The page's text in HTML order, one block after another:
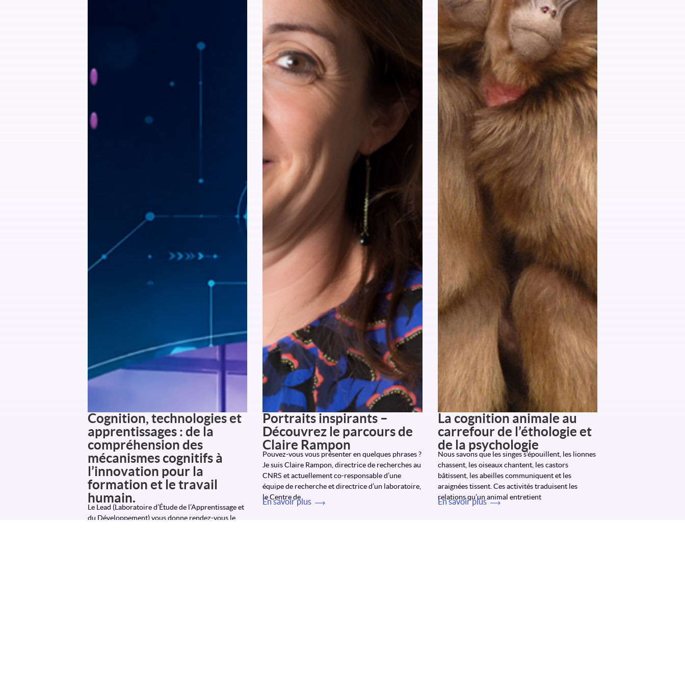
Cognition, technologies et
apprentissages : de la
compréhension des
mécanismes cognitifs à
l’innovation pour la
formation et le travail
humain.
Le Lead (Laboratoire d’Étude de l’Apprentissage et
du Développement) vous donne rendez-vous le
Portraits inspirants –
Découvrez le parcours de
Claire Rampon
Pouvez-vous vous présenter en quelques phrases ?
Je suis Claire Rampon, directrice de recherches au
CNRS et actuellement co-responsable d’une
équipe de recherche et directrice d’un laboratoire,
le Centre de
En savoir plus
La cognition animale au
carrefour de l’éthologie et
de la psychologie
Nous savons que les singes s’épouillent, les lionnes
chassent, les oiseaux chantent, les castors
bâtissent, les abeilles communiquent et les
araignées tissent. Ces activités traduisent les
relations qu’un animal entretient
En savoir plus